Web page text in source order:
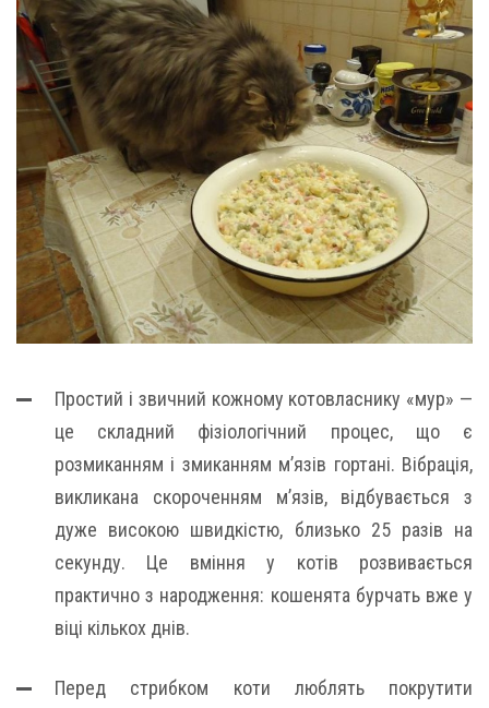
Простий і звичний кожному котовласнику «мур» —
це складний фізіологічний процес, що є
розмиканням і змиканням м’язів гортані. Вібрація,
викликана скороченням м’язів, відбувається з
дуже високою швидкістю, близько 25 разів на
секунду. Це вміння у котів розвивається
практично з народження: кошенята бурчать вже у
віці кількох днів.
Перед стрибком коти люблять покрутити